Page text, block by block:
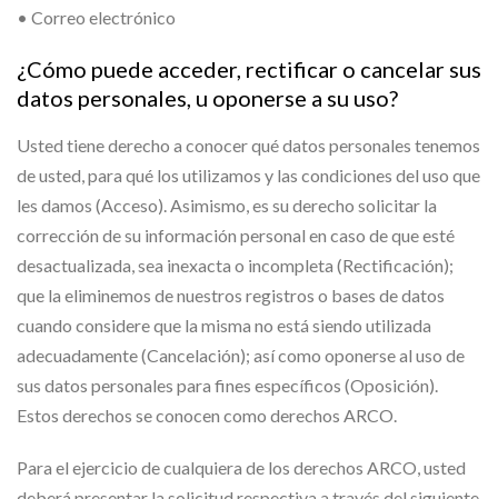
• Correo electrónico
¿Cómo puede acceder, rectificar o cancelar sus
datos personales, u oponerse a su uso?
Usted tiene derecho a conocer qué datos personales tenemos
de usted, para qué los utilizamos y las condiciones del uso que
les damos (Acceso). Asimismo, es su derecho solicitar la
corrección de su información personal en caso de que esté
desactualizada, sea inexacta o incompleta (Rectificación);
que la eliminemos de nuestros registros o bases de datos
cuando considere que la misma no está siendo utilizada
adecuadamente (Cancelación); así como oponerse al uso de
sus datos personales para fines específicos (Oposición).
Estos derechos se conocen como derechos ARCO.
Para el ejercicio de cualquiera de los derechos ARCO, usted